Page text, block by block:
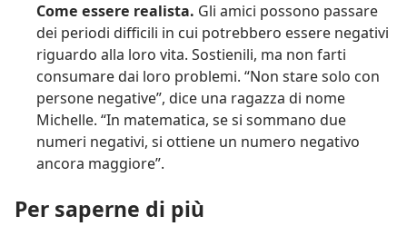
Come essere realista. Gli amici possono passare
dei periodi difficili in cui potrebbero essere negativi
riguardo alla loro vita. Sostienili, ma non farti
consumare dai loro problemi. “Non stare solo con
persone negative”, dice una ragazza di nome
Michelle. “In matematica, se si sommano due
numeri negativi, si ottiene un numero negativo
ancora maggiore”.
Per saperne di più